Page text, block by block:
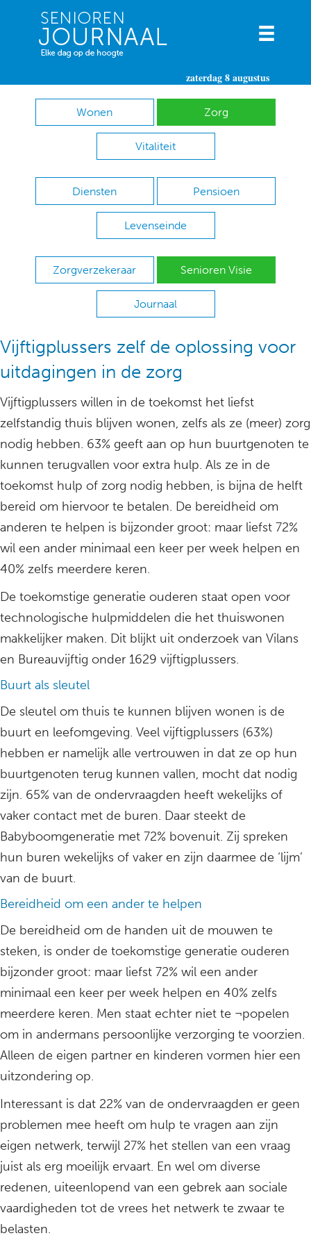
zaterdag 8 augustus
Wonen Zorg
Vitaliteit
Diensten Pensioen
Levenseinde
Zorgverzekeraar Senioren Visie
Journaal
Vijftigplussers zelf de oplossing voor
uitdagingen in de zorg
Vijftigplussers willen in de toekomst het liefst
zelfstandig thuis blijven wonen, zelfs als ze (meer) zorg
nodig hebben. 63% geeft aan op hun buurtgenoten te
kunnen terugvallen voor extra hulp. Als ze in de
toekomst hulp of zorg nodig hebben, is bijna de helft
bereid om hiervoor te betalen. De bereidheid om
anderen te helpen is bijzonder groot: maar liefst 72%
wil een ander minimaal een keer per week helpen en
40% zelfs meerdere keren.
De toekomstige generatie ouderen staat open voor
technologische hulpmiddelen die het thuiswonen
makkelijker maken. Dit blijkt uit onderzoek van Vilans
en Bureauvijftig onder 1629 vijftigplussers.
Buurt als sleutel
De sleutel om thuis te kunnen blijven wonen is de
buurt en leefomgeving. Veel vijftigplussers (63%)
hebben er namelijk alle vertrouwen in dat ze op hun
buurtgenoten terug kunnen vallen, mocht dat nodig
zijn. 65% van de ondervraagden heeft wekelijks of
vaker contact met de buren. Daar steekt de
Babyboomgeneratie met 72% bovenuit. Zij spreken
hun buren wekelijks of vaker en zijn daarmee de ‘lijm’
van de buurt.
Bereidheid om een ander te helpen
De bereidheid om de handen uit de mouwen te
steken, is onder de toekomstige generatie ouderen
bijzonder groot: maar liefst 72% wil een ander
minimaal een keer per week helpen en 40% zelfs
meerdere keren. Men staat echter niet te ¬popelen
om in andermans persoonlijke verzorging te voorzien.
Alleen de eigen partner en kinderen vormen hier een
uitzondering op.
Interessant is dat 22% van de ondervraagden er geen
problemen mee heeft om hulp te vragen aan zijn
eigen netwerk, terwijl 27% het stellen van een vraag
juist als erg moeilijk ervaart. En wel om diverse
redenen, uiteenlopend van een gebrek aan sociale
vaardigheden tot de vrees het netwerk te zwaar te
belasten.